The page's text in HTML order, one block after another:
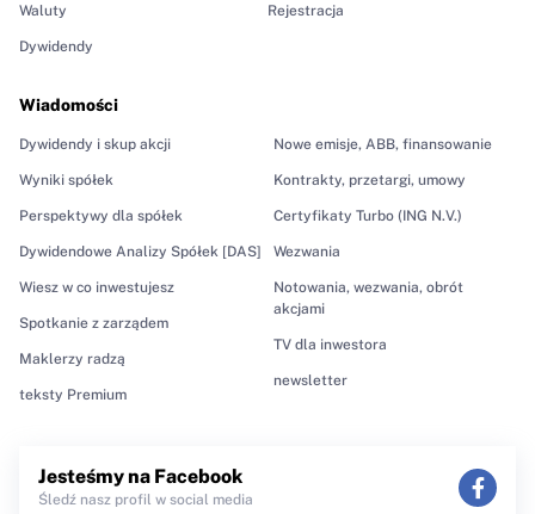
Waluty
Dywidendy
Wiadomości
Dywidendy i skup akcji
Wyniki spółek
Perspektywy dla spółek
Dywidendowe Analizy Spółek [DAS]
Wiesz w co inwestujesz
Spotkanie z zarządem
Maklerzy radzą
teksty Premium
Nowe emisje, ABB, finansowanie
Kontrakty, przetargi, umowy
Certyfikaty Turbo (ING N.V.)
Wezwania
Notowania, wezwania, obrót
akcjami
TV dla inwestora
newsletter
Rejestracja
Jesteśmy na Facebook
Śledź nasz profil w social media